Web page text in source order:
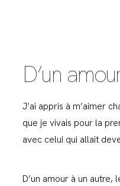
D’un
J’ai appris à m’aimer
que je vivais pour la
avec celui qui allait
D’un amour à un